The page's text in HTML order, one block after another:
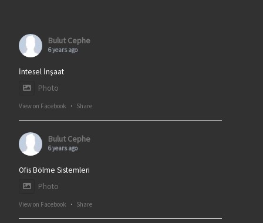
Bulut Cephe
6 years ago
İntesel İnşaat
Photo
View on Facebook · Share
Bulut Cephe
6 years ago
Ofis Bölme Sistemleri
Photo
View on Facebook · Share